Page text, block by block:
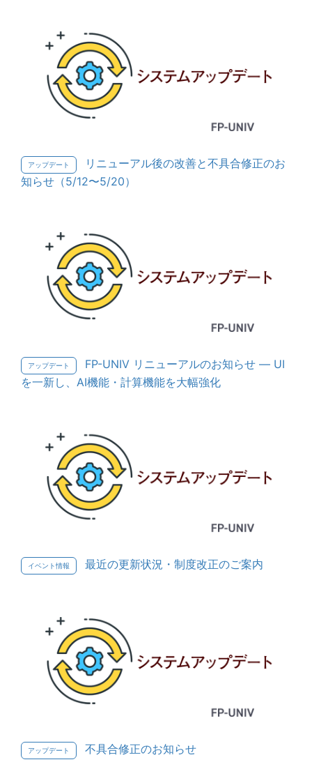
アップデート
リニューアル後の改善と不具合修正のお
知らせ（5/12〜5/20）
アップデート
FP-UNIV リニューアルのお知らせ — UI
を一新し、AI機能・計算機能を大幅強化
イベント情報 最近の更新状況・制度改正のご案内
アップデート 不具合修正のお知らせ